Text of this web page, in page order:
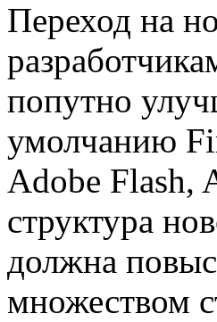
Переход на
попутно
умолчанию
Adobe Flash,
структура
должна
множеством